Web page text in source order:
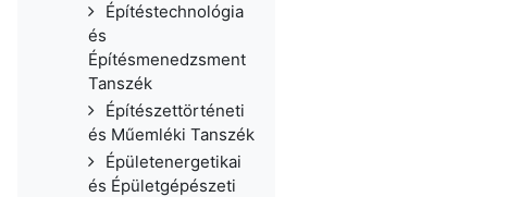
Építéstechnológia
és
Építésmenedzsment
Tanszék
Építészettörténeti
és Műemléki Tanszék
Épületenergetikai
és Épületgépészeti